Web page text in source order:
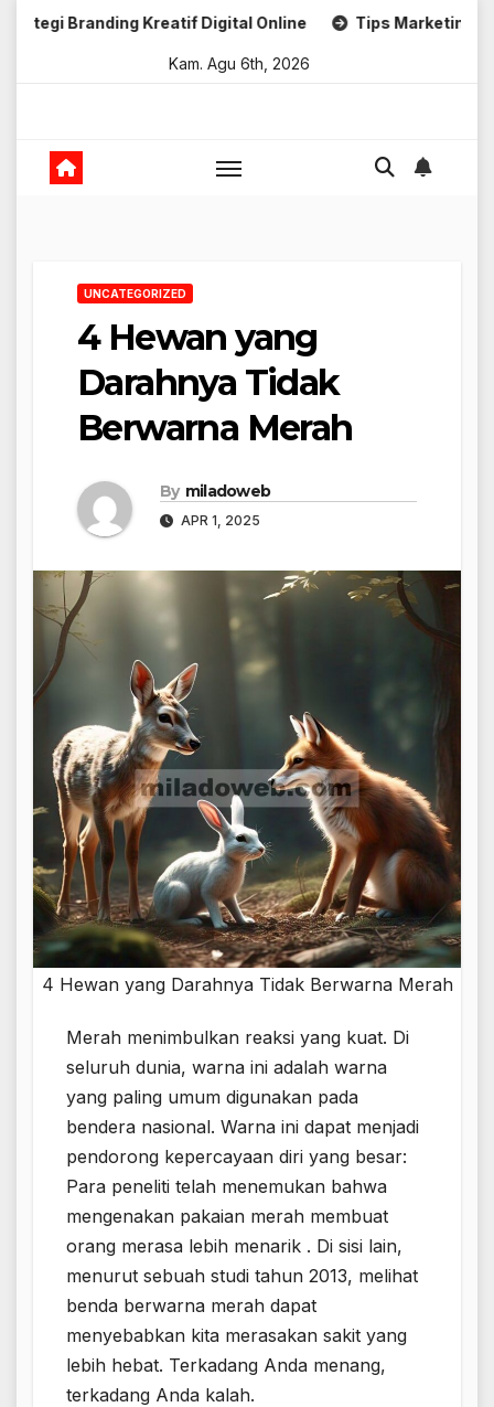
Skip Kreatif Digital Online Tips Marketing Untuk Umkm
Kam. Agu 6th, 2026
UNCATEGORIZED
4 Hewan yang
Darahnya Tidak
Berwarna Merah
By miladoweb
APR 1, 2025
4 Hewan yang Darahnya Tidak Berwarna Merah
Merah menimbulkan reaksi yang kuat. Di
seluruh dunia, warna ini adalah warna
yang paling umum digunakan pada
bendera nasional. Warna ini dapat menjadi
pendorong kepercayaan diri yang besar:
Para peneliti telah menemukan bahwa
mengenakan pakaian merah membuat
orang merasa lebih menarik . Di sisi lain,
menurut sebuah studi tahun 2013, melihat
benda berwarna merah dapat
menyebabkan kita merasakan sakit yang
lebih hebat. Terkadang Anda menang,
terkadang Anda kalah.